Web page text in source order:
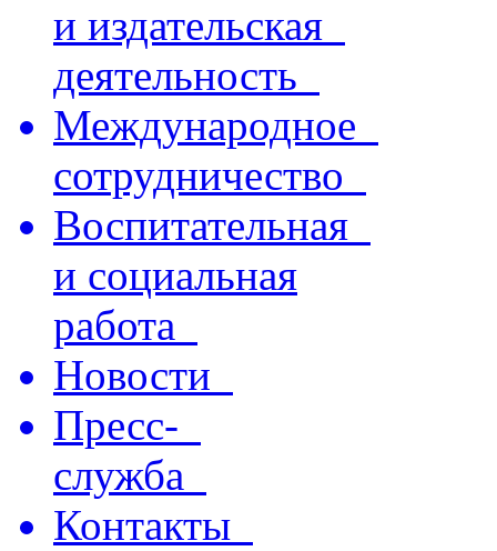
и издательская
деятельность
Международное
сотрудничество
Воспитательная
и социальная
работа
Новости
Пресс-
служба
Контакты